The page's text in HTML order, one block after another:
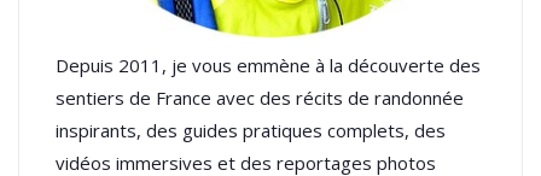
Depuis 2011, je vous emmène à la découverte des
sentiers de France avec des récits de randonnée
inspirants, des guides pratiques complets, des
vidéos immersives et des reportages photos